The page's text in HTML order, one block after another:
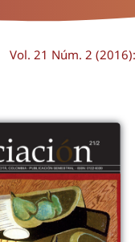
Vol. 21 Núm. 2